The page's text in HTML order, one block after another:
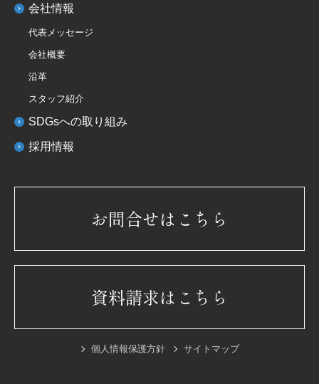
会社情報
代表メッセージ
会社概要
沿革
スタッフ紹介
SDGsへの取り組み
採用情報
お問合せはこちら
資料請求はこちら
個人情報保護方針 サイトマップ